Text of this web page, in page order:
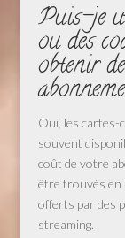
Puis-je
ou des
obtenir
Oui, les cartes-
souvent
coût de votre
être trouvés en
offerts par des
streaming.